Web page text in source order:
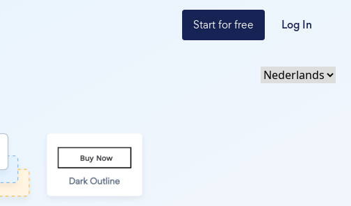
Start for free Log In